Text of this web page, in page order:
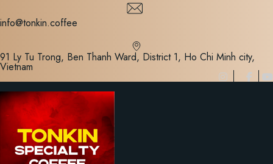
to
info@tonkin.coffee
91 Ly Tu Trong, Ben Thanh Ward, District 1, Ho Chi Minh city,
Vietnam